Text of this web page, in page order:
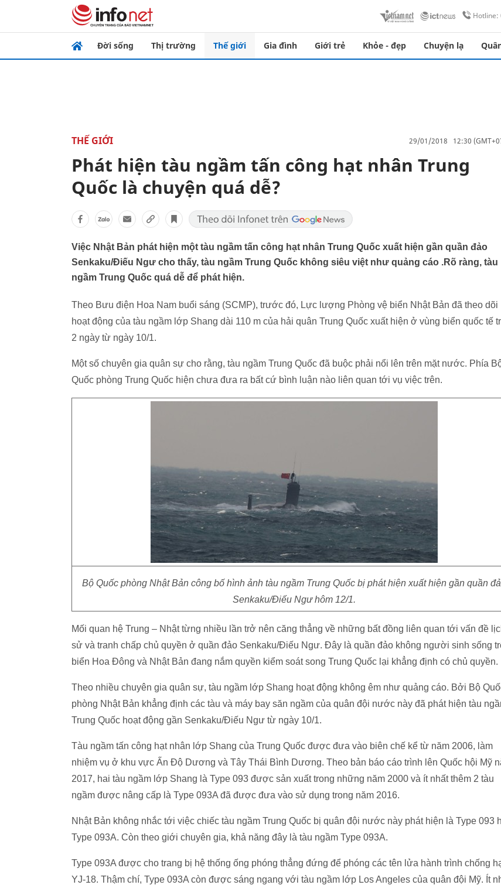
Hotline:
Đời sống Thị trường Thế giới Gia đình Giới trẻ Khỏe - đẹp Chuyện lạ
THẾ GIỚI 29/01/2018 12:30
Phát hiện tàu ngầm tấn công hạt nhân Trung
Quốc là chuyện quá dễ?
Việc Nhật Bản phát hiện một tàu ngầm tấn công hạt nhân Trung Quốc xuất hiện gần quần đảo
Senkaku/Điếu Ngư cho thấy, tàu ngầm Trung Quốc không siêu việt như quảng cáo .Rõ ràng, tàu
ngầm Trung Quốc quá dễ để phát hiện.
Theo Bưu điện Hoa Nam buổi sáng (SCMP), trước đó, Lực lượng Phòng vệ biển Nhật Bản đã theo dõi
hoạt động của tàu ngầm lớp Shang dài 110 m của hải quân Trung Quốc xuất hiện ở vùng biển quốc tế
2 ngày từ ngày 10/1.
Một số chuyên gia quân sự cho rằng, tàu ngầm Trung Quốc đã buộc phải nổi lên trên mặt nước. Phía
Quốc phòng Trung Quốc hiện chưa đưa ra bất cứ bình luận nào liên quan tới vụ việc trên.
Bộ Quốc phòng Nhật Bản công bố hình ảnh tàu ngầm Trung Quốc bị phát hiện xuất hiện gần quần
Senkaku/Điếu Ngư hôm 12/1.
Mối quan hệ Trung – Nhật từng nhiều lần trở nên căng thẳng về những bất đồng liên quan tới vấn đề
sử và tranh chấp chủ quyền ở quần đảo Senkaku/Điếu Ngư. Đây là quần đảo không người sinh sống
biển Hoa Đông và Nhật Bản đang nắm quyền kiểm soát song Trung Quốc lại khẳng định có chủ quyền.
Theo nhiều chuyên gia quân sự, tàu ngầm lớp Shang hoạt động không êm như quảng cáo. Bởi Bộ
phòng Nhật Bản khẳng định các tàu và máy bay săn ngầm của quân đội nước này đã phát hiện tàu
Trung Quốc hoạt động gần Senkaku/Điếu Ngư từ ngày 10/1.
Tàu ngầm tấn công hạt nhân lớp Shang của Trung Quốc được đưa vào biên chế kể từ năm 2006, làm
nhiệm vụ ở khu vực Ấn Độ Dương và Tây Thái Bình Dương. Theo bản báo cáo trình lên Quốc hội Mỹ
2017, hai tàu ngầm lớp Shang là Type 093 được sản xuất trong những năm 2000 và ít nhất thêm 2 tàu
ngầm được nâng cấp là Type 093A đã được đưa vào sử dụng trong năm 2016.
Nhật Bản không nhắc tới việc chiếc tàu ngầm Trung Quốc bị quân đội nước này phát hiện là Type 093
Type 093A. Còn theo giới chuyên gia, khả năng đây là tàu ngầm Type 093A.
Type 093A được cho trang bị hệ thống ống phóng thẳng đứng để phóng các tên lửa hành trình chống
YJ-18. Thậm chí, Type 093A còn được sáng ngang với tàu ngầm lớp Los Angeles của quân đội Mỹ. Ít